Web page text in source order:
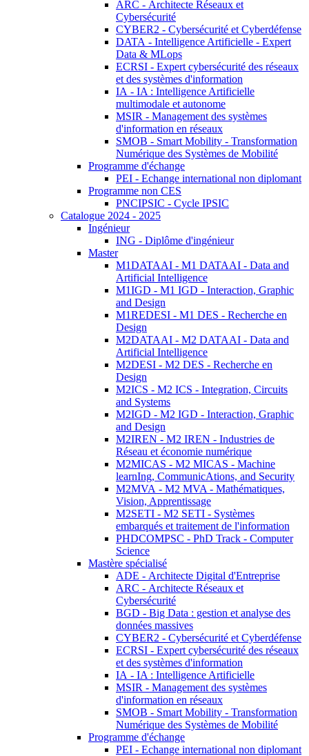
ARC - Architecte Réseaux et
Cybersécurité
CYBER2 - Cybersécurité et Cyberdéfense
DATA - Intelligence Artificielle - Expert
Data & MLops
ECRSI - Expert cybersécurité des réseaux
et des systèmes d'information
IA - IA : Intelligence Artificielle
multimodale et autonome
MSIR - Management des systèmes
d'information en réseaux
SMOB - Smart Mobility - Transformation
Numérique des Systèmes de Mobilité
Programme d'échange
PEI - Echange international non diplomant
Programme non CES
PNCIPSIC - Cycle IPSIC
Catalogue 2024 - 2025
Ingénieur
ING - Diplôme d'ingénieur
Master
M1DATAAI - M1 DATAAI - Data and
Artificial Intelligence
M1IGD - M1 IGD - Interaction, Graphic
and Design
M1REDESI - M1 DES - Recherche en
Design
M2DATAAI - M2 DATAAI - Data and
Artificial Intelligence
M2DESI - M2 DES - Recherche en
Design
M2ICS - M2 ICS - Integration, Circuits
and Systems
M2IGD - M2 IGD - Interaction, Graphic
and Design
M2IREN - M2 IREN - Industries de
Réseau et économie numérique
M2MICAS - M2 MICAS - Machine
learnIng, CommunicAtions, and Security
M2MVA - M2 MVA - Mathématiques,
Vision, Apprentissage
M2SETI - M2 SETI - Systèmes
embarqués et traitement de l'information
PHDCOMPSC - PhD Track - Computer
Science
Mastère spécialisé
ADE - Architecte Digital d'Entreprise
ARC - Architecte Réseaux et
Cybersécurité
BGD - Big Data : gestion et analyse des
données massives
CYBER2 - Cybersécurité et Cyberdéfense
ECRSI - Expert cybersécurité des réseaux
et des systèmes d'information
IA - IA : Intelligence Artificielle
MSIR - Management des systèmes
d'information en réseaux
SMOB - Smart Mobility - Transformation
Numérique des Systèmes de Mobilité
Programme d'échange
PEI - Echange international non diplomant